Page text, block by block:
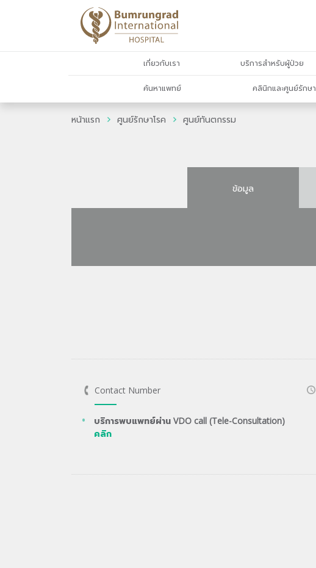
เกี่ยวกับเรา บริการสำหรับผู้ป่วย
ค้นหาแพทย์ คลินิกและศูนย์รักษา
หน้าแรก ศูนย์รักษาโรค ศูนย์ทันตกรรม
ข้อมูล
Contact Number
บริการพบแพทย์ผ่าน VDO call (Tele-Consultation)
คลิก